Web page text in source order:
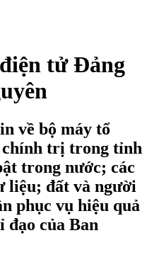
tử Đảng
về bộ máy tổ
trị trong tỉnh
trong nước; các
liệu; đất và người
phục vụ hiệu quả
đạo của Ban